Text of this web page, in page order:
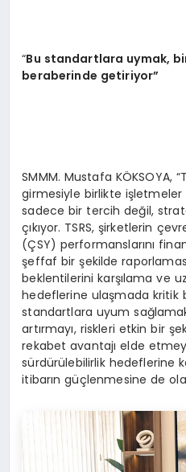
“Bu standartlara uymak,
beraberinde getiriyor”
SMMM. Mustafa KÖKSOYA,
girmesiyle birlikte işletmeler
sadece bir tercih değil,
çıkıyor. TSRS, şirketlerin
(ÇSY) performanslarını
şeffaf bir şekilde
beklentilerini karşılama ve
hedeflerine ulaşmada kritik
standartlara uyum
artırmayı, riskleri etkin bir
rekabet avantajı elde
sürdürülebilirlik hedeflerine
itibarın güçlenmesine de